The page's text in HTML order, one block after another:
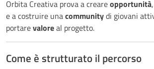
Orbita Creativa prova a creareopportunità
e a costruire unacommunitydi giovani
portarevaloreal progetto.
Come è strutturato il percorso